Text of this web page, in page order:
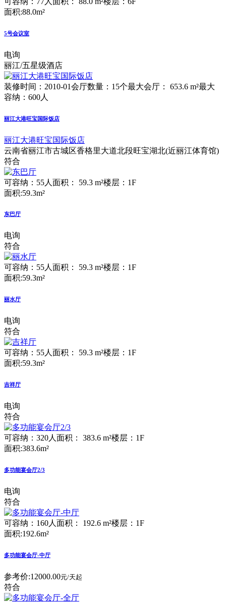
面积:88.0m²
5号会议室
电询
丽江/五星级酒店
装修时间：2010-01会厅数量：15个最大会厅： 653.6 m²最大
容纳：600人
丽江大港旺宝国际饭店
丽江大港旺宝国际饭店
云南省丽江市古城区香格里大道北段旺宝湖北(近丽江体育馆)
符合
可容纳：55人 面积： 59.3 m²楼层：1F
面积:59.3m²
东巴厅
电询
符合
可容纳：55人面积： 59.3 m²楼层：1F
面积:59.3m²
丽水厅
电询
符合
可容纳：55人 面积： 59.3 m²楼层：1F
面积:59.3m²
吉祥厅
电询
符合
可容纳：320人 面积： 383.6 m²楼层：1F
面积:383.6m²
多功能宴会厅2/3
电询
符合
可容纳：160人 面积： 192.6 m²楼层：1F
面积:192.6m²
多功能宴会厅-中厅
参考价:12000.00元/天起
符合